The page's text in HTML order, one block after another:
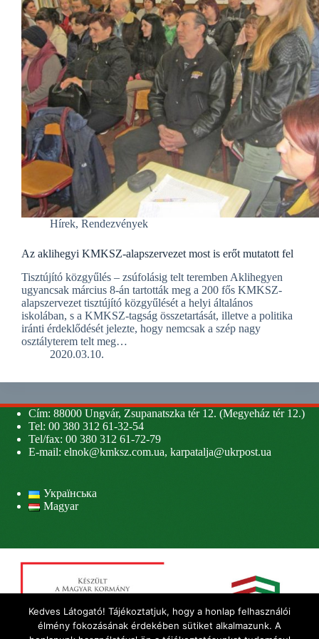
Hírek, Rendezvények
Az aklihegyi KMKSZ-alapszervezet most is erőt mutatott fel
Tisztújító közgyűlés – zsúfolásig telt teremben Aklihegyen
ugyancsak március 8-án tartották meg a 200 fős KMKSZ-
alapszervezet tisztújító közgyűlését a helyi általános
iskolában, s a KMKSZ-tagság összetartását, illetve a politika
iránti érdeklődését jelezte, hogy nemcsak a szép nagy
osztályterem telt meg…
2020.03.10.
Cím: 88000 Ungvár, Zsupanatszka tér 12. (Megyeház tér 12.)
Tel: 00 380 312 61-32-54
Tel/fax: 00 380 312 61-72-79
E-mail: elnok@kmksz.com.ua, karpatalja@ukrpost.ua
Українська
Magyar
Kedves Látogató! Tájékoztatjuk, hogy a honlap felhasználói
élmény fokozásának érdekében sütiket alkalmazunk. A